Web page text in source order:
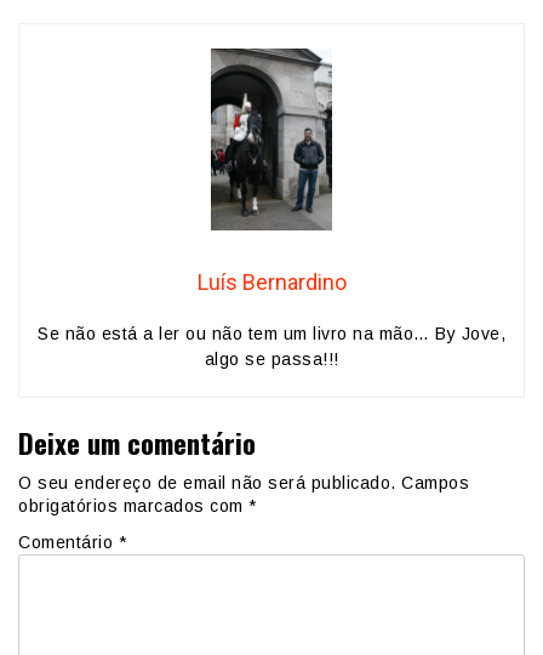
Luís Bernardino
Se não está a ler ou não tem um livro na mão… By Jove,
algo se passa!!!
Deixe um comentário
O seu endereço de email não será publicado. Campos
obrigatórios marcados com *
Comentário *